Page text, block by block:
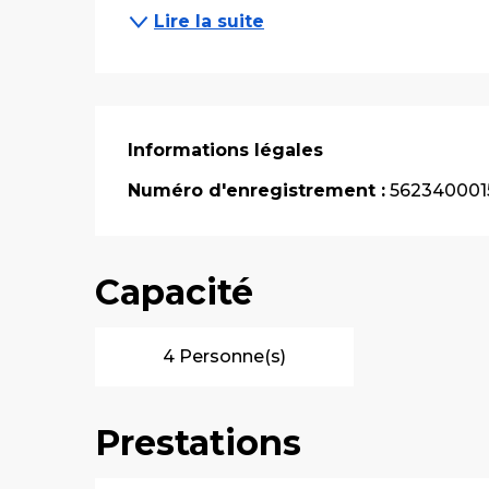
Lire la suite
Informations légales
Informations légales
Numéro d'enregistrement :
Capacité
4 Personne(s)
Prestations